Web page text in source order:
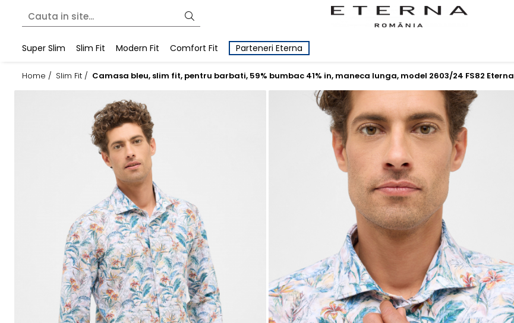
Super Slim Slim Fit Modern Fit Comfort Fit Parteneri Eterna
Home / Slim Fit / Camasa bleu, slim fit, pentru barbati, 59% bumbac 41% in, maneca lunga, model 2603/24 FS82 Eterna